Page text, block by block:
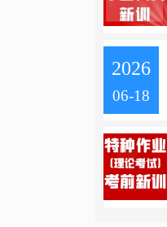
2026
06-18